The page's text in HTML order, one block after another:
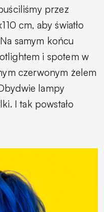
przez
cm, aby światło
samym końcu
i spotem w
czerwonym żelem
lampy
I tak powstało